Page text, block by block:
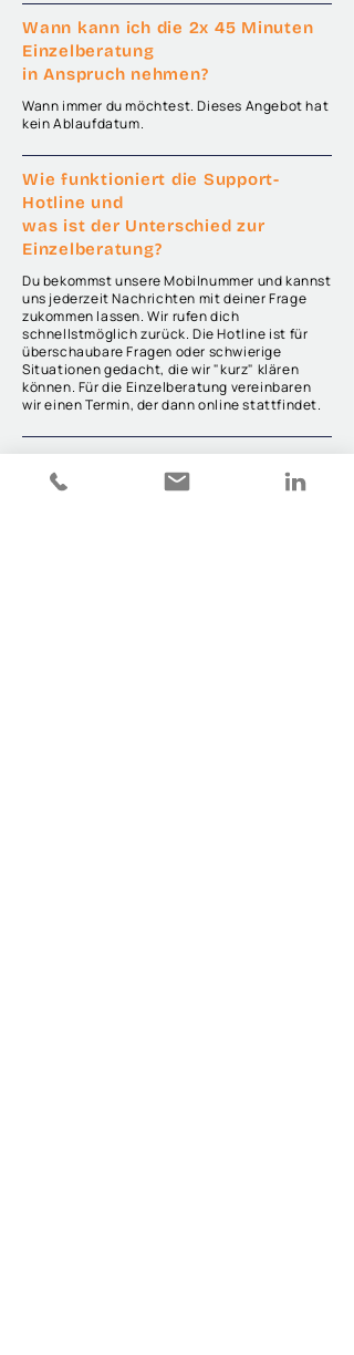
Wann kann ich die 2x 45 Minuten
Einzelberatung
in Anspruch nehmen?
Wann immer du möchtest. Dieses Angebot hat
kein Ablaufdatum.
Wie funktioniert die Support-
Hotline und
was ist der Unterschied zur
Einzelberatung?
Du bekommst unsere Mobilnummer und kannst
uns jederzeit Nachrichten mit deiner Frage
zukommen lassen. Wir rufen dich
schnellstmöglich zurück. Die Hotline ist für
überschaubare Fragen oder schwierige
Situationen gedacht, die wir "kurz" klären
können. Für die Einzelberatung vereinbaren
wir einen Termin, der dann online stattfindet.